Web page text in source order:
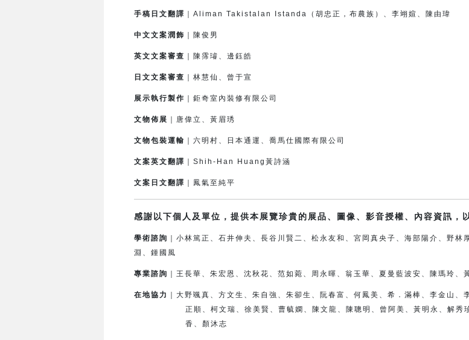
手稿日文翻譯 ｜Aliman Takistalan Istanda（胡忠正，布農族）、李翊媗、陳由瑋
中文文案潤飾 ｜陳俊男
英文文案審查 ｜陳霈璿、邊鈺皓
日文文案審查 ｜林慧仙、曾于宣
展示執行製作 ｜鉅奇室內裝修有限公司
文物佈展 ｜唐偉立、黃眉琇
文物包裝運輸 ｜六明村、日本通運、喬馬仕國際有限公司
文案英文翻譯 ｜Shih-Han Huang黃詩涵
文案日文翻譯 ｜鳳氣至純平
感謝以下個人及單位，提供本展覽珍貴的展品、圖像、影音授權、內容資訊，
學術諮詢 ｜小林篤正、石井伸夫、長谷川賢二、松永友和、宮岡真央子、 海部陽介、 野林
淵、鍾國風
專業諮詢 ｜王長華、朱宏恩、沈秋花、范如菀、周永暉、翁玉華、夏曼藍波安、 陳瑪玲、
在地協力 大野颯真、方文生、朱自強、朱卻生、阮春富、何鳳美、希．滿棒、李金山、
正順、柯文瑞、徐美賢、曹毓嫻、陳文龍、陳聰明、曾阿美、 黃明永、解秀
香、顏沐志